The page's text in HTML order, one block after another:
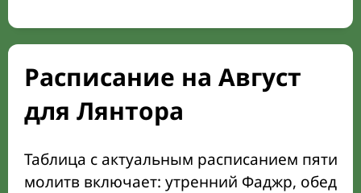
Расписание на Август
для Лянтора
Таблица с актуальным расписанием пяти
молитв включает: утренний Фаджр,